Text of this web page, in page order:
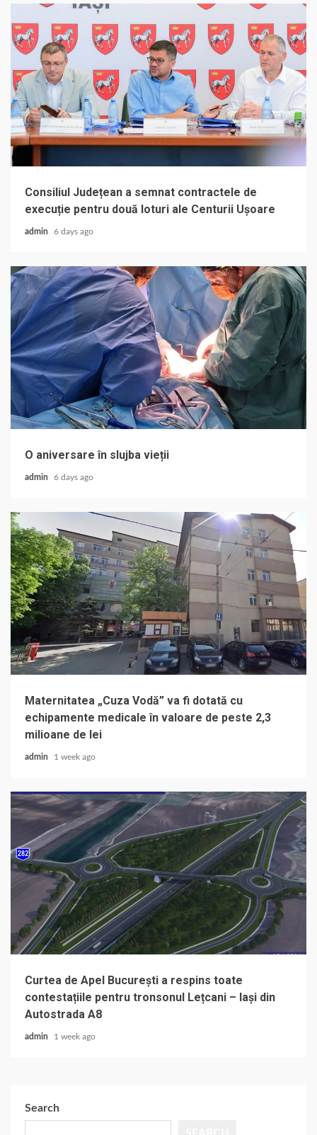
Consiliul Județean a semnat contractele de
execuție pentru două loturi ale Centurii Ușoare
admin 6 days ago
O aniversare în slujba vieții
admin 6 days ago
Maternitatea „Cuza Vodă” va fi dotată cu
echipamente medicale în valoare de peste 2,3
milioane de lei
admin 1 week ago
Curtea de Apel București a respins toate
contestațiile pentru tronsonul Lețcani – Iași din
Autostrada A8
admin 1 week ago
Search